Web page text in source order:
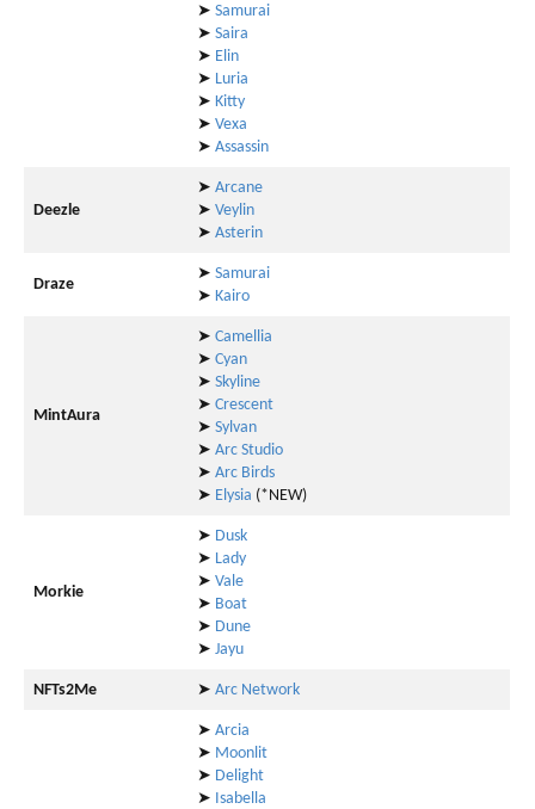
➤ Samurai
➤ Saira
➤ Elin
➤ Luria
➤ Kitty
➤ Vexa
➤ Assassin
Deezle
➤ Arcane
➤ Veylin
➤ Asterin
Draze
➤ Samurai
➤ Kairo
MintAura
➤ Camellia
➤ Cyan
➤ Skyline
➤ Crescent
➤ Sylvan
➤ Arc Studio
➤ Arc Birds
➤ Elysia (*NEW)
Morkie
➤ Dusk
➤ Lady
➤ Vale
➤ Boat
➤ Dune
➤ Jayu
NFTs2Me ➤ Arc Network
➤ Arcia
➤ Moonlit
➤ Delight
➤ Isabella